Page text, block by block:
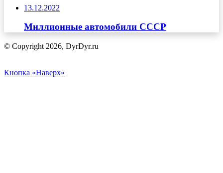
13.12.2022
Миллионные автомобили СССР
© Copyright 2026, DyrDyr.ru
Кнопка «Наверх»